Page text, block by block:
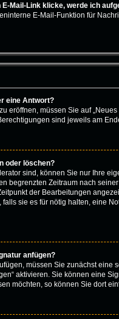
Mail-Link klicke, werde ich
E-Mail-Funktion für
eine Antwort?
eröffnen, müssen Sie auf
sind jeweils am
oder löschen?
sind, können Sie nur Ihre
begrenzten Zeitraum nach
der Bearbeitungen
sie es für nötig halten, eine
anfügen?
müssen Sie zunächst
aktivieren. Sie können eine
möchten, so können Sie dort